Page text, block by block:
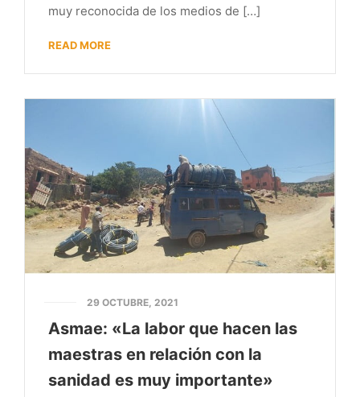
muy reconocida de los medios de […]
READ MORE
29 OCTUBRE, 2021
Asmae: «La labor que hacen las
maestras en relación con la
sanidad es muy importante»